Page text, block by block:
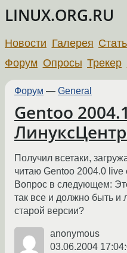
LINUX.ORG.RU
Новости Галерея
Форум Опросы Трекер
Форум — General
Gentoo
Получил всетаки,
читаю Gentoo 2004.0 live
Вопрос в следующем:
так все и должно быть и
старой версии?
anonymous
03.06.2004